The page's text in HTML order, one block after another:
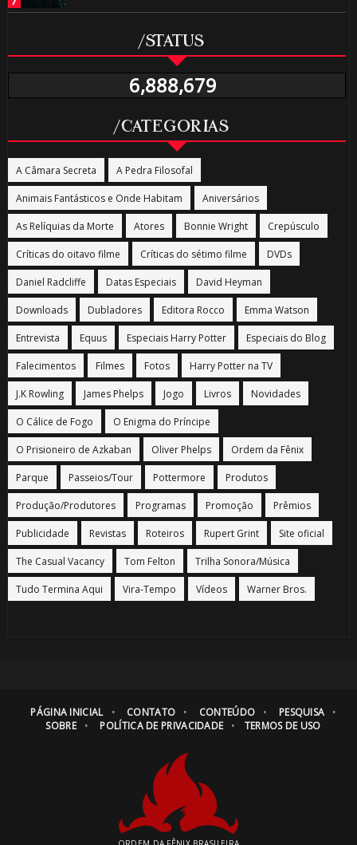
/STATUS
6,888,679
/CATEGORIAS
A Câmara Secreta A Pedra Filosofal
Animais Fantásticos e Onde Habitam Aniversários
As Relíquias da Morte Atores Bonnie Wright Crepúsculo
Críticas do oitavo filme Críticas do sétimo filme DVDs
Daniel Radcliffe Datas Especiais David Heyman
Downloads Dubladores Editora Rocco Emma Watson
Entrevista Equus Especiais Harry Potter Especiais do Blog
Falecimentos Filmes Fotos Harry Potter na TV
J.K Rowling James Phelps Jogo Livros Novidades
O Cálice de Fogo O Enigma do Príncipe
O Prisioneiro de Azkaban Oliver Phelps Ordem da Fênix
Parque Passeios/Tour Pottermore Produtos
Produção/Produtores Programas Promoção Prêmios
Publicidade Revistas Roteiros Rupert Grint Site oficial
The Casual Vacancy Tom Felton Trilha Sonora/Música
Tudo Termina Aqui Vira-Tempo Vídeos Warner Bros.
PÁGINA INICIAL CONTATO CONTEÚDO
PESQUISA
SOBRE
POLÍTICA DE PRIVACIDADE TERMOS DE USO